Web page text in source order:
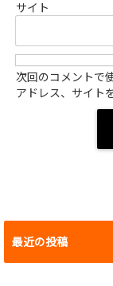
サイト
次回のコメントで
アドレス、サイト
最近の投稿